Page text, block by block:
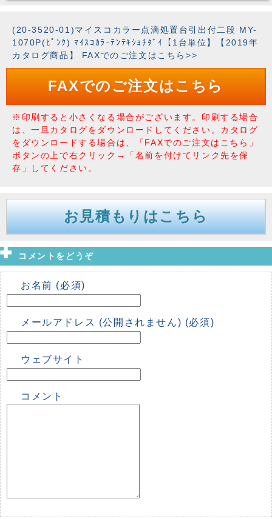
(20-3520-01)マイスコカラー点滴処置台引出付二段 MY-
1070P(ﾋﾟﾝｸ) ﾏｲｽｺｶﾗｰﾃﾝﾃｷｼｮﾁﾀﾞｲ【1台単位】【2019年
カタログ商品】 FAXでのご注文はこちら>>
FAXでのご注文はこちら
※印刷すると小さくなる場合がございます。印刷する場合
は、一旦カタログをダウンロードしてください。カタログ
をダウンロードする場合は、「FAXでのご注文はこちら」
ボタンの上で右クリック→「名前を付けてリンク先を保
存」してください。
お見積もりはこちら
コメントをどうぞ
お名前 (必須)
メールアドレス (公開されません) (必須)
ウェブサイト
コメント